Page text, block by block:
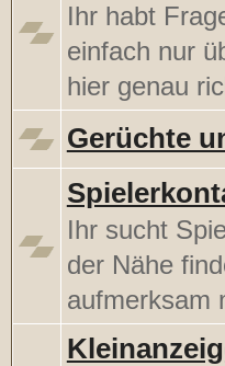
Ihr habt
einfach nur
hier genau
Gerüchte
Ihr sucht
der Nähe
aufmerksam